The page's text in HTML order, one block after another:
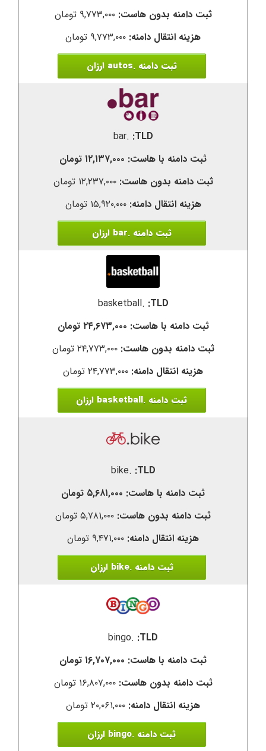
۹,۷۷۳,۰۰۰ تومان
۹,۷۷۳,۰۰۰ تومان
ثبت دامنه .autos ارزان
.bar
۱۲,۱۳۷,۰۰۰ تومان
۱۲,۲۳۷,۰۰۰ تومان
۱۵,۹۲۰,۰۰۰ تومان
ثبت دامنه .bar ارزان
.basketball
۲۴,۶۷۳,۰۰۰ تومان
۲۴,۷۷۳,۰۰۰ تومان
۲۴,۷۷۳,۰۰۰ تومان
ثبت دامنه .basketball ارزان
.bike
۵,۶۸۱,۰۰۰ تومان
۵,۷۸۱,۰۰۰ تومان
۹,۴۷۱,۰۰۰ تومان
ثبت دامنه .bike ارزان
.bingo
۱۶,۷۰۷,۰۰۰ تومان
۱۶,۸۰۷,۰۰۰ تومان
۲۰,۰۶۱,۰۰۰ تومان
ثبت دامنه .bingo ارزان